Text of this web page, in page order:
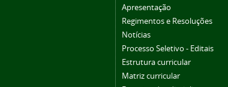
Apresentação
Regimentos e Resoluções
Notícias
Processo Seletivo - Editais
Estrutura curricular
Matriz curricular